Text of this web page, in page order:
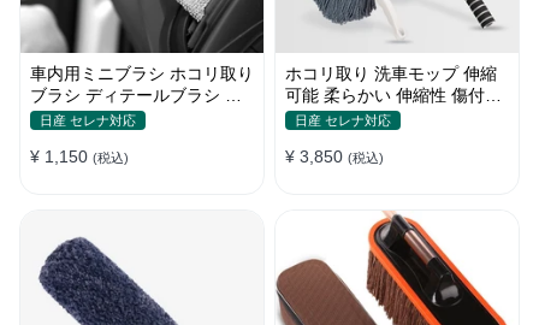
車内用ミニブラシ ホコリ取り
ブラシ ディテールブラシ 筆
タイプ 車 エアコン吹き出し
日産 セレナ対応
¥ 1,150 (税込)
ホコリ取り 洗車モップ 伸縮
可能 柔らかい 伸縮性 傷付け
防止 軽量・コンパクト
日産 セレナ対応
¥ 3,850 (税込)